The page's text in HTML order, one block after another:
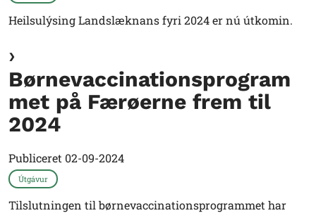
Heilsulýsing Landslæknans fyri 2024 er nú útkomin.
Børnevaccinationsprogram
met på Færøerne frem til
2024
Publiceret 02-09-2024
Útgávur
Tilslutningen til børnevaccinationsprogrammet har